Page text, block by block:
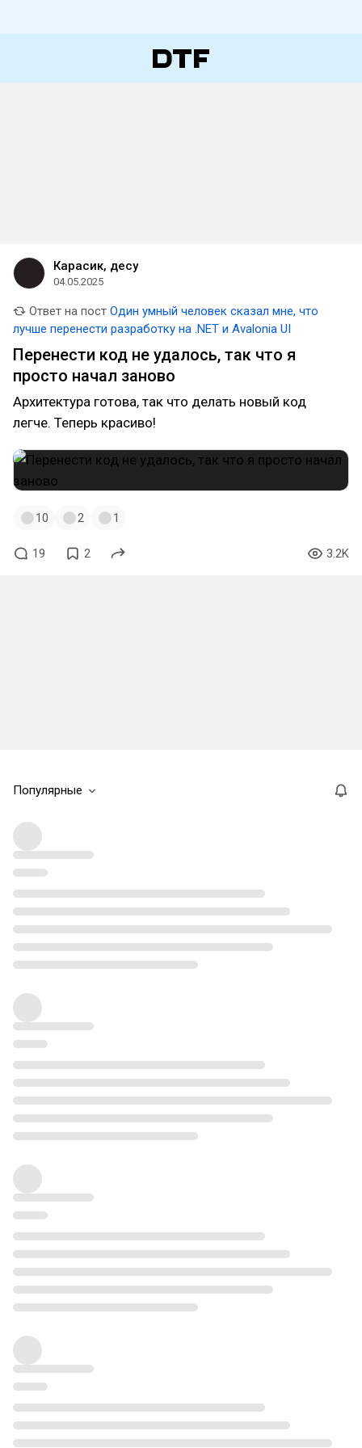
Карасик, десу
04.05.2025
Ответ на пост Один умный человек сказал мне, что
лучше перенести разработку на .NET и Avalonia UI
Перенести код не удалось, так что я
просто начал заново
Архитектура готова, так что делать новый код
легче. Теперь красиво!
10 2 1
19 2 3.2K
Популярные